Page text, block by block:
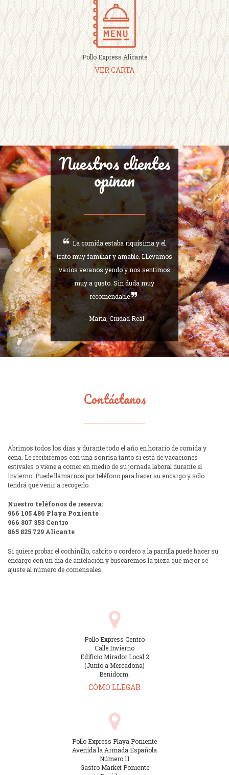
Pollo Express Alicante
VER CARTA
Nuestros clientes
opinan
La comida estaba riquísima y el
trato muy familiar y amable. LLevamos
varios veranos yendo y nos sentimos
muy a gusto. Sin duda muy
recomendable
- María, Ciudad Real
Contáctanos
Abrimos todos los días y durante todo el año en horario de comida y
cena. Le recibiremos con una sonrisa tanto si está de vacaciones
estivales o viene a comer en medio de su jornada laboral durante el
invierno. Puede llamarnos por teléfono para hacer su encargo y sólo
tendrá que venir a recogerlo.
Nuestro teléfonos de reserva:
966 105 486 Playa Poniente
966 807 353 Centro
865 825 729 Alicante
Si quiere probar el cochinillo, cabrito o cordero a la parrilla puede hacer su
encargo con un día de antelación y buscaremos la pieza que mejor se
ajuste al número de comensales.
Pollo Express Centro
Calle Invierno
Edificio Mirador Local 2
(Junto a Mercadona)
Benidorm.
CÓMO LLEGAR
Pollo Express Playa Poniente
Avenida la Armada Española
Número 11
Gastro Market Poniente